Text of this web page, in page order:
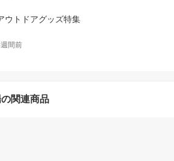
ウトドアグッズ特集
間前
関連商品